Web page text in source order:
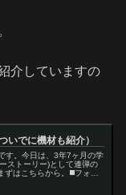
介していますの
いでに機材も紹介）
す。今日は、3年7ヶ月の学
ストーリー)として連弾の
ずはこちらから。◼️フォー